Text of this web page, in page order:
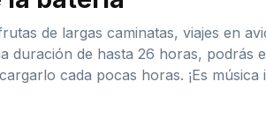
de largas caminatas, viajes en
duración de hasta 26 horas, podrás
cada pocas horas. ¡Es música